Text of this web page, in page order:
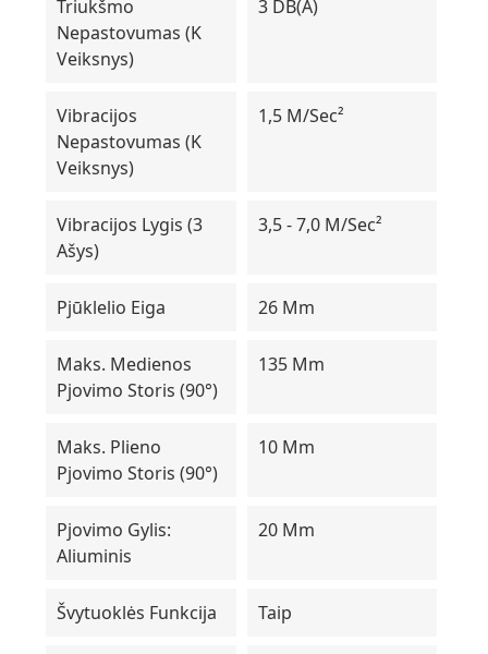
Triukšmo
Nepastovumas (K
Veiksnys)
3 DB(A)
Vibracijos
Nepastovumas (K
Veiksnys)
1,5 M/sec²
Vibracijos Lygis (3
Ašys)
3,5 - 7,0 M/sec²
Pjūklelio Eiga 26 Mm
Maks. Medienos
Pjovimo Storis (90°)
135 Mm
Maks. Plieno
Pjovimo Storis (90°)
10 Mm
Pjovimo Gylis:
Aliuminis
20 Mm
Švytuoklės Funkcija Taip